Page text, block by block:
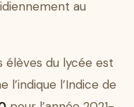
au
élèves du lycée est
l’Indice de